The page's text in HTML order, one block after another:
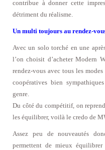
contribue à donner cette
détriment du réalisme.
Un multi toujours au rendez-
Avec un solo torché en une
l’on choisit d’acheter Modern
rendez-vous avec tous les
coopératives bien
genre.
Du côté du compétitif, on
les équilibrer, voilà le credo de
Assez peu de nouveautés
permettent de mieux